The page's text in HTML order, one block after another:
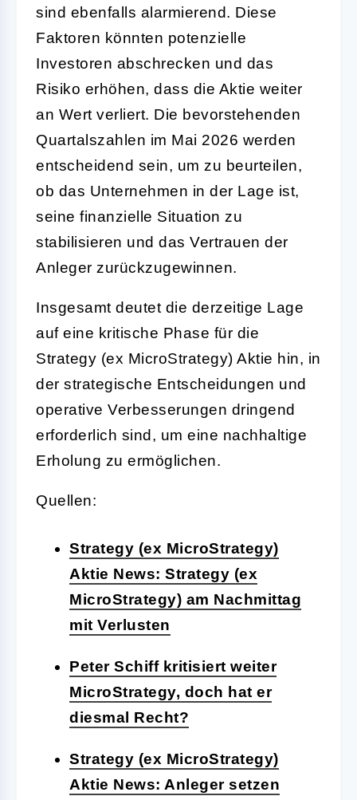
sind ebenfalls alarmierend. Diese
Faktoren könnten potenzielle
Investoren abschrecken und das
Risiko erhöhen, dass die Aktie weiter
an Wert verliert. Die bevorstehenden
Quartalszahlen im Mai 2026 werden
entscheidend sein, um zu beurteilen,
ob das Unternehmen in der Lage ist,
seine finanzielle Situation zu
stabilisieren und das Vertrauen der
Anleger zurückzugewinnen.
Insgesamt deutet die derzeitige Lage
auf eine kritische Phase für die
Strategy (ex MicroStrategy) Aktie hin, in
der strategische Entscheidungen und
operative Verbesserungen dringend
erforderlich sind, um eine nachhaltige
Erholung zu ermöglichen.
Quellen:
Strategy (ex MicroStrategy)
Aktie News: Strategy (ex
MicroStrategy) am Nachmittag
mit Verlusten
Peter Schiff kritisiert weiter
MicroStrategy, doch hat er
diesmal Recht?
Strategy (ex MicroStrategy)
Aktie News: Anleger setzen